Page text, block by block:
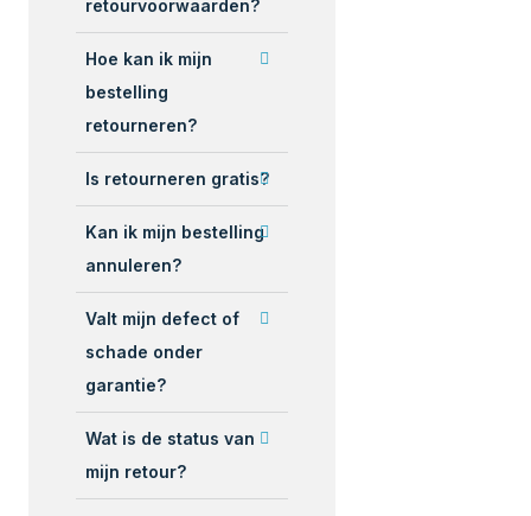
retourvoorwaarden?
Hoe kan ik mijn
bestelling
retourneren?
Is retourneren gratis?
Kan ik mijn bestelling
annuleren?
Valt mijn defect of
schade onder
garantie?
Wat is de status van
mijn retour?